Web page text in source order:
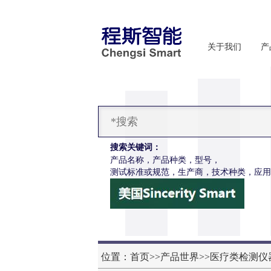
关于我们
搜索关键词：
产品名称，产品种类，型号，
测试标准或规范，生产商，技术种类，应
位置： 首页>>产品世界>>医疗类检测仪